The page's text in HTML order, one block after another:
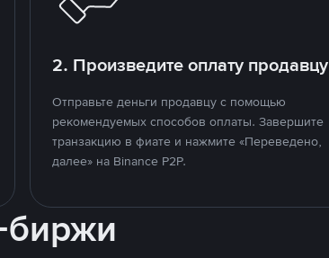
2. Произведите оплату продавцу
Отправьте деньги продавцу с помощью
рекомендуемых способов оплаты. Завершите
транзакцию в фиате и нажмите «Переведено,
далее» на Binance P2P.